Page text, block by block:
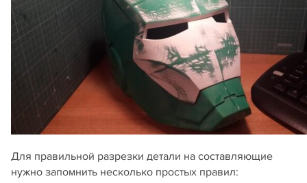
Для правильной разрезки детали на составляющие
нужно запомнить несколько простых правил: